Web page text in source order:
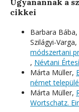
cikkei
Barbara
Szilágyi-
módszertani
, Névtani
Márta Müller,
német
Márta Müller,
Wortschatz.